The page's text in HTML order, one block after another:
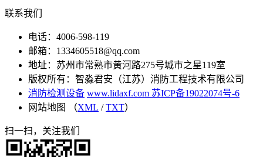
联系我们
电话：4006-598-119
邮箱：1334605518@qq.com
地址：苏州市常熟市黄河路275号城市之星119室
版权所有：智淼君安（江苏）消防工程技术有限公司
消防检测设备 www.lidaxf.com 苏ICP备19022074号-6
网站地图 （XML /TXT）
扫一扫，关注我们